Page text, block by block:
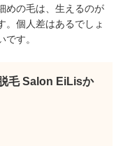
めの毛は、生えるのが
。個人差はあるでしょ
す。
毛 Salon EiLisか